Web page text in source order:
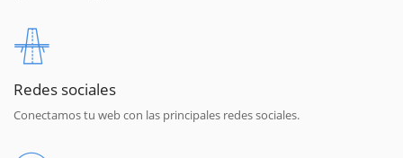
Redes sociales
Conectamos tu web con las principales redes sociales.